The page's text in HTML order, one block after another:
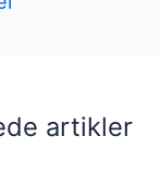
artikler